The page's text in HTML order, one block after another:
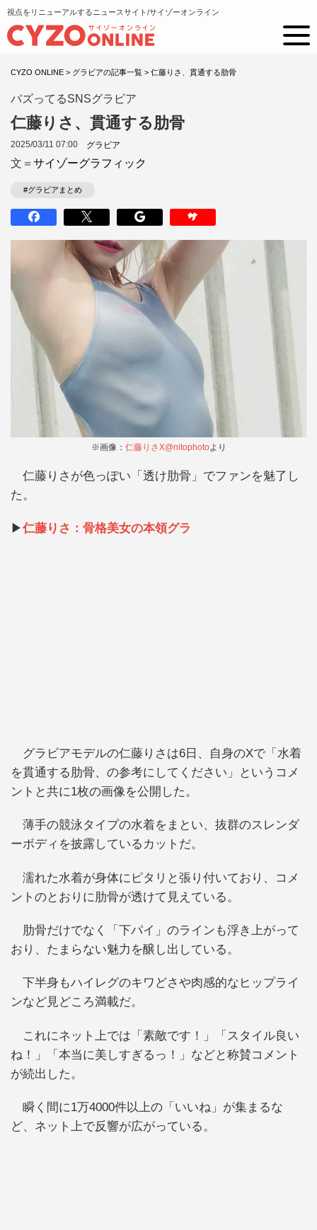
視点をリニューアルするニュースサイト/サイゾーオンライン
CYZO ONLINE > グラビアの記事一覧 > 仁藤りさ、貫通する肋骨
バズってるSNSグラビア
仁藤りさ、貫通する肋骨
2025/03/11 07:00 グラビア
文＝ サイゾーグラフィック
#グラビアまとめ
※画像： 仁藤りさX@nitophotoより
仁藤りさが色っぽい「透け肋骨」でファンを魅了し
た。
▶仁藤りさ：骨格美女の本領グラ
グラビアモデルの仁藤りさは6日、自身のXで「水着
を貫通する肋骨、の参考にしてください」というコメ
ントと共に1枚の画像を公開した。
薄手の競泳タイプの水着をまとい、抜群のスレンダ
ーボディを披露しているカットだ。
濡れた水着が身体にピタリと張り付いており、コメ
ントのとおりに肋骨が透けて見えている。
肋骨だけでなく「下パイ」のラインも浮き上がって
おり、たまらない魅力を醸し出している。
下半身もハイレグのキワどさや肉感的なヒップライ
ンなど見どころ満載だ。
これにネット上では「素敵です！」「スタイル良い
ね！」「本当に美しすぎるっ！」などと称賛コメント
が続出した。
瞬く間に1万4000件以上の「いいね」が集まるな
ど、ネット上で反響が広がっている。